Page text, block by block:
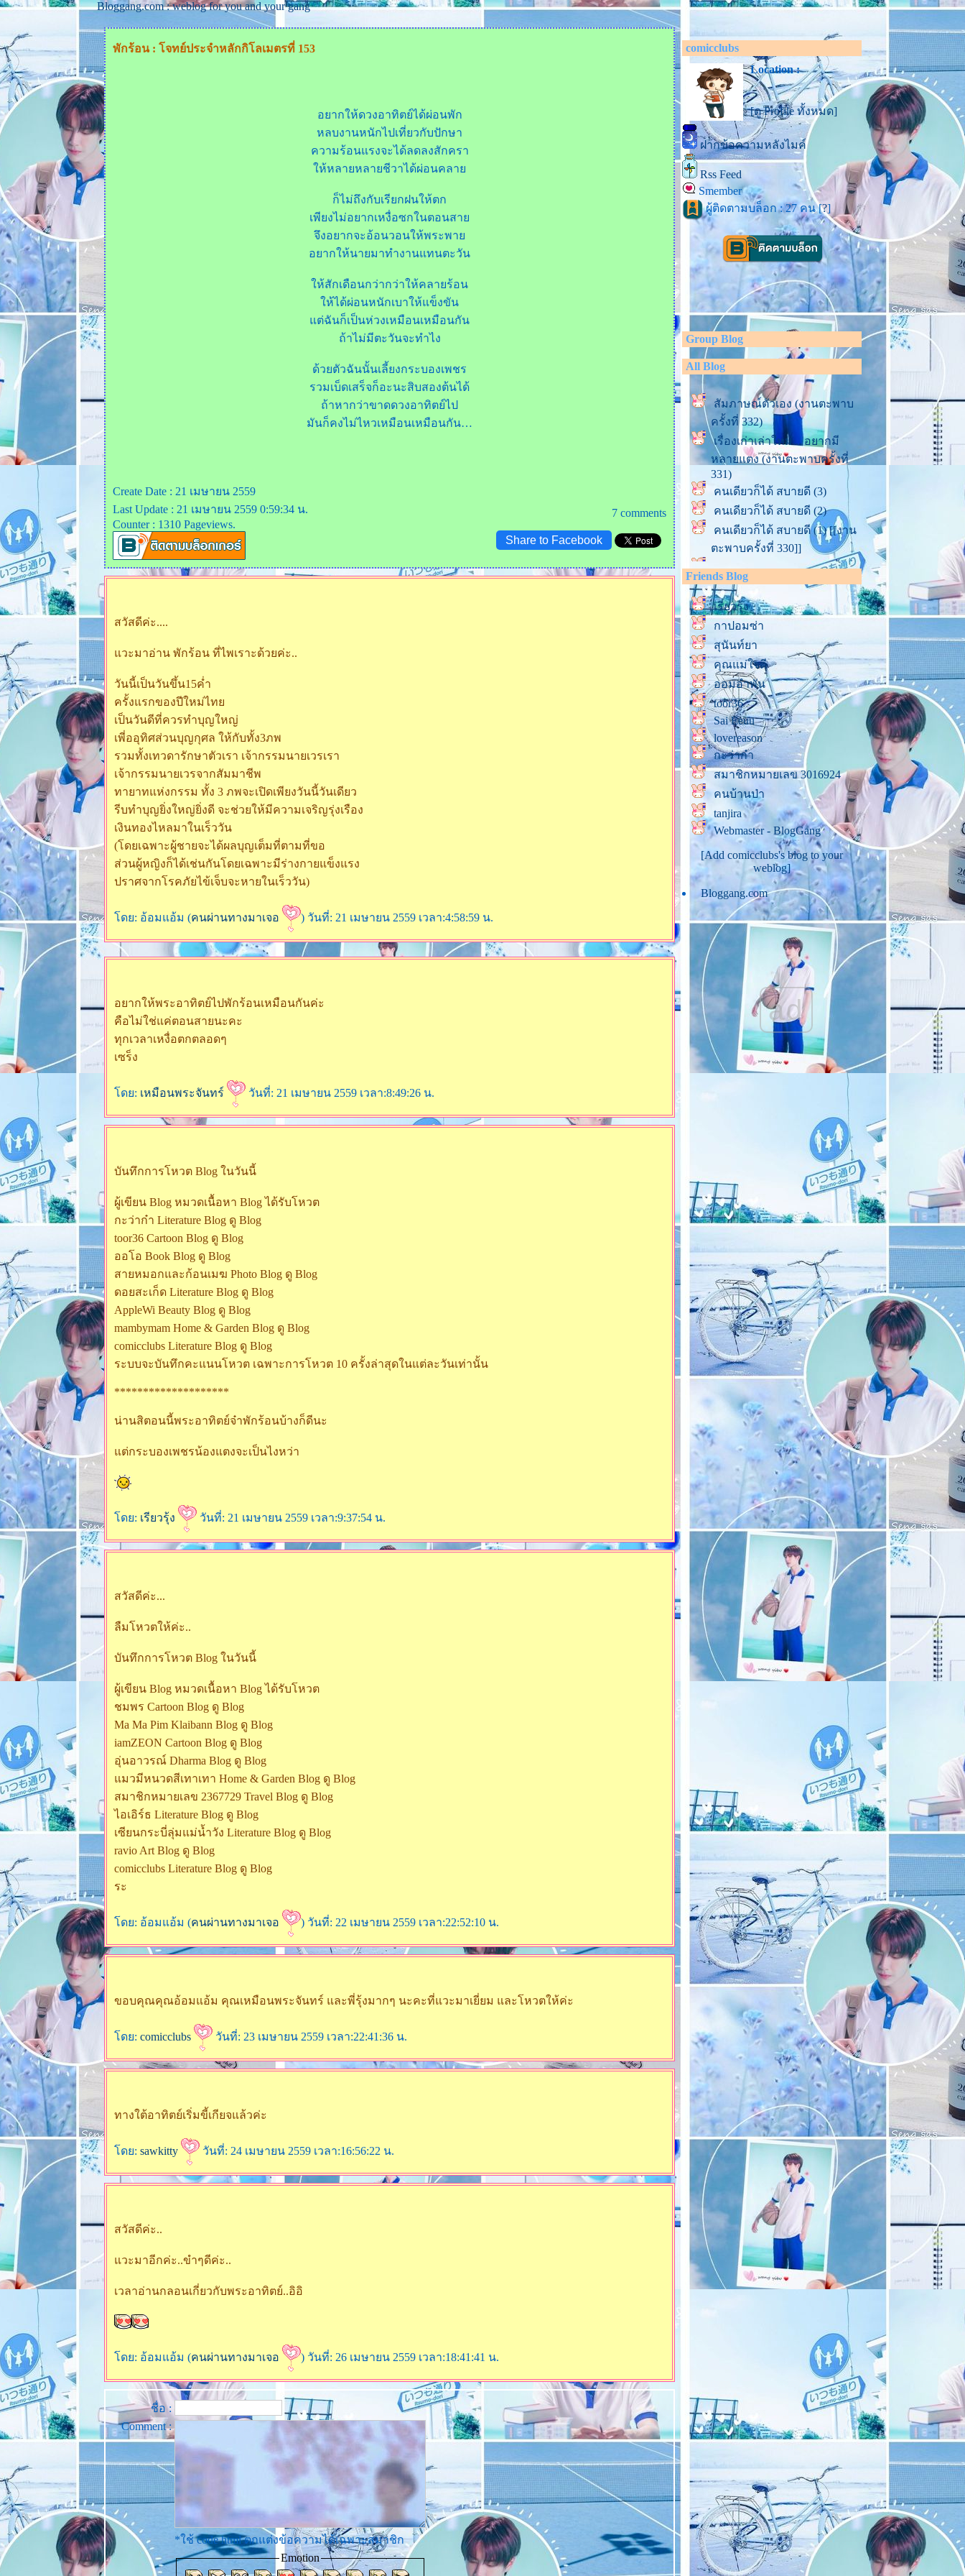
Bloggang.com : weblog for you and your gang
พักร้อน : โจทย์ประจำหลักกิโลเมตรที่ 153
อยากให้ดวงอาทิตย์ได้ผ่อนพัก
หลบงานหนักไปเที่ยวกับปักษา
ความร้อนแรงจะได้ลดลงสักครา
ห้หลายหลายชีวาได้ผ่อนคลา
ก็ไม่ถึงกับเรียกฝนให้ตก
เพียงไม่อยากเหงื่อซกในตอนสา
จึงอยากจะอ้อนวอนให้พระพา
อยากให้นายมาทำงานแทนตะวัน
ห้สักเดือนกว่ากว่าให้คลายร้อน
ห้ได้ผ่อนหนักเบาให้แข็งขัน
ต่ฉันก็เป็นห่วงเหมือนเหมือนกัน
ถ้าไม่มีตะวันจะทำไง
ด้วยตัวฉันนั้นเลี้ยงกระบองเพชร
รวมเบ็ดเสร็จก็อะนะสิบสองต้นได้
ถ้าหากว่าขาดดวงอาทิตย์ไป
มันก็คงไม่ไหวเหมือนเหมือนกัน
Create Date : 21 เมษายน 2559
Last Update : 21 เมษายน 2559 0:59:34 น.
Counter : 1310 Pageviews.
7 comments
Share to Facebook
สวัสดีค่ะ....
วะมาอ่าน พักร้อน ที่ไพเราะด้วยค่ะ..
วันนี้เป็นวันขึ้น15ค่ำ
ครั้งแรกของปีใหม่ไท
เป็นวันดีที่ควรทำบุญใหญ่
เพี่ออุทิศส่วนบุญกุศล ให้กับทั้ง3ภพ
รวมทั้งเทวดารักษาตัวเรา เจ้ากรรมนายเวรเรา
เจ้ากรรมนายเวรจากสัมมาชีพ
ทายาทแห่งกรรม ทั้ง 3 ภพจะเปิดเพียงวันนี้วันเดียว
รีบทำบุญยิ่งใหญ่ยิ่งดี จะช่วยให้มีความเจริญรุ่งเรือง
เงินทองไหลมาในเร็ววัน
(โดยเฉพาะผู้ชายจะได้ผลบุญเต็มที่ตามที่ขอ
ส่วนผู้หญิงก็ได้เช่นกันโดยเฉพาะมีร่างกายแข็งแรง
ปราศจากโรคภัยไข้เจ็บจะหายในเร็ววัน)
ดย: อ้อมแอ้ม (คนผ่านทางมาเจอ ) วันที่: 21 เมษายน 2559 เวลา:4:58:59 น.
อยากให้พระอาทิตย์ไปพักร้อนเหมือนกันค่ะ
คือไม่ใช่แค่ตอนสายนะคะ
ทุกเวลาเหงื่อตกตลอดๆ
เซร็ง
ดย: เหมือนพระจันทร์ วันที่: 21 เมษายน 2559 เวลา:8:49:26 น.
บันทึกการโหวต Blog ในวันนี้
ผู้เขียน Blog หมวดเนื้อหา Blog ได้รับโหวต
กะว่าก๋า Literature Blog ดู Blog
toor36 Cartoon Blog ดู Blog
ออโอ Book Blog ดู Blog
สายหมอกและก้อนเมฆ Photo Blog ดู Blog
ดอยสะเก็ด Literature Blog ดู Blog
AppleWi Beauty Blog ดู Blog
mambymam Home & Garden Blog ดู Blog
comicclubs Literature Blog ดู Blog
ระบบจะบันทึกคะแนนโหวต เฉพาะการโหวต 10 ครั้งล่าสุดในแต่ละวันเท่านั้น
********************
น่านสิตอนนี้พระอาทิตย์จ๋าพักร้อนบ้างก็ดีนะ
ต่กระบองเพชรน้องแตงจะเป็นไงหว่า
ดย: เรียวรุ้ง วันที่: 21 เมษายน 2559 เวลา:9:37:54 น.
สวัสดีค่ะ...
ลืมโหวตให้ค่ะ..
บันทึกการโหวต Blog ในวันนี้
ผู้เขียน Blog หมวดเนื้อหา Blog ได้รับโหวต
ชมพร Cartoon Blog ดู Blog
Ma Ma Pim Klaibann Blog ดู Blog
iamZEON Cartoon Blog ดู Blog
อุ่นอาวรณ์ Dharma Blog ดู Blog
มวมีหนวดสีเทาเทา Home & Garden Blog ดู Blog
สมาชิกหมายเลข 2367729 Travel Blog ดู Blog
ไอเอิร์ธ Literature Blog ดู Blog
เซียนกระบี่ลุ่มแม่น้ำวัง Literature Blog ดู Blog
ravio Art Blog ดู Blog
comicclubs Literature Blog ดู Blog
ระ
ดย: อ้อมแอ้ม (คนผ่านทางมาเจอ ) วันที่: 22 เมษายน 2559 เวลา:22:52:10 น.
ขอบคุณคุณอ้อมแอ้ม คุณเหมือนพระจันทร์ และพี่รุ้งมากๆ นะคะที่แวะมาเยี่ยม และโหวตให้ค่ะ
ดย: comicclubs วันที่: 23 เมษายน 2559 เวลา:22:41:36 น.
ทางใต้อาทิตย์เริ่มขี้เกียจแล้วค่ะ
ดย: sawkitty วันที่: 24 เมษายน 2559 เวลา:16:56:22 น.
สวัสดีค่ะ..
วะมาอีกค่ะ..ขำๆดีค่ะ..
เวลาอ่านกลอนเกี่ยวกับพระอาทิตย์..อิอิ
ดย: อ้อมแอ้ม (คนผ่านทางมาเจอ ) วันที่: 26 เมษายน 2559 เวลา:18:41:41 น.
ชื่อ :
Comment :
*ใช้ code html ตกแต่งข้อความได้เฉพาะสมาชิก
Emotion
comicclubs
Location :
[ดู Profile ทั้งหมด]
ฝากข้อความหลังไมค์
Rss Feed
Smember
ผู้ติดตามบล็อก : 27 คน [?]
Group Blog
All Blog
สัมภาษณ์ตัวเอง (งานตะพาบ
ครั้งที่ 332)
เรื่องเก่าเล่าใหม่... อยากมี
หลายแตง (งานตะพาบครั้งที่
331)
คนเดียวก็ได้ สบายดี (3)
คนเดียวก็ได้ สบายดี (2)
คนเดียวก็ได้ สบายดี (1) [[งาน
ตะพาบครั้งที่ 330]]
ฟ้าหลังฝน (งานตะพาบครั้งที่
328)
ภาษากาย (งานตะพาบครั้งที่
327)
นอนหลับและฝัน (งานตะพาบ
ครั้งที่ 326)
ุค'90 (งานตะพาบครั้งที่ 325)
หมดคำพูด... ก็หมดสนุกน่ะสิ
(งานตะพาบครั้งที่ 324)
งานตะพาบครั้งที่ 323
อกเกือบหักแอบรักคุณสามี
จันทร์เจ้าขา (งานตะพาบครั้ง
ตัวการ์ตูนที่คุณชอบมากที่สุด
(งานตะพาบครั้งที่ 318)
ถ้าไม่เคย 'ถูกทิ้ง' คงไม่รู้ (งาน
ตะพาบครั้งที่ 313)
คืนที่ฝนตกหนัก (งานตะพาบ
ครั้งที่ 311)
ทุกอย่างกำลังจะเปลี่ยนไป
(งานตะพาบครั้งที่ 310)
ล้อเลียน (งานตะพาบครั้งที่
ลางสังหรณ์ (งานตะพาบครั้งที่
308)
หลากหลายอารมณ์ (งาน
ตะพาบครั้งที่ 298)
ประทับใจ (งานตะพาบครั้งที่
292)
ตัวละครที่น่ารังเกียจ (งาน
ทดลองใช้แอป YouCut ทำคลิป
'ทดลอง' ทำอะไรต่าง ๆ ลงใน
TikTok (งานตะพาบครั้งที่ 289)
ปฏิเสธ (งานตะพาบครั้งที่ 286)
ครั้งแรก (งานตะพาบครั้งที่
285)
จุดเปลี่ยนของชีวิต (งาน
ตะพาบครั้งที่ 283)
เพลงที่อยากร้องมากที่สุดใน
ตอนนี้ (งานตะพาบครั้งที่ 282)
มหาลัยวัยซน (งานตะพาบครั้ง
ที่ 280)
‘แพ้แต่ชนะ’ ทางความรู้สึก
(งานตะพาบครั้งที่ 279)
ตื่นตระหนก (งานตะพาบครั้งที่
278)
คคตัสที่เหลืออยู่ (งานตะพาบ
ครั้งที่ 277 : แคคตัสอินเทร็นด์)
หนอนหนังสือ (งานตะพาบ
ครั้งที่ 275)
ไม่อยากเป็นคนที่ถูกทั้งรักทั้ง
เกลียด (งานตะพาบครั้งที่ 274)
ห้อภัย (งานตะพาบครั้งที่
ความรักเลียนแบบไม่ได้
งานเขียนเลียนแบบได้ (งาน
ตะพาบครั้งที่ 272)
ถ้าหนึ่งวัน(หรือวันหนึ่ง)มี
สามสิบแปดชั่วโมง ขอใช้เวลา
ไปกับเธอ (งานตะพาบครั้งที่
‘หน้ากาก’ ที่เราสร้างเอง เจ็บ
เอง (งานตะพาบครั้งที่ 269)
ความรักตอนปฐมวัย (ป.1)
การเมือง ศาสนา และเซ็กส์
(งานตะพาบครั้งที่ 266)
‘ความหวัง’ กับ ความรัก (งาน
ตะพาบครั้งที่ 265)
เอาแต่ใจ (งานตะพาบครั้งที่
262)
สงครามล้างโลก (งานตะพาบ
คำสาปหรือคำสอน (งาน
ตะพาบครั้งที่ 259)
สุดสายตา (งานตะพาบครั้งที่
สิ่งที่เคยพลาดไป (งานตะพาบ
ครั้งที่ 251)
ชื่อแปลกอีกชื่อที่เราชื่นชอบ
‘เวลา’ (งานตะพาบครั้งที่ 240)
ชื่อแปลกที่มีความหมาย 'สา
กลาง' (งานตะพาบครั้งที่ 240)
Siam Country - สยามคันทรี่
(งานตะพาบครั้งที่ 199)
การตั้งต้นใหม่อีกครั้งของคน
ที่ล้มเหลว (งานตะพาบครั้งที่
197)
ความใฝ่ฝันของฉัน อยากใส่
‘ชุดนักเรียน’ ชาย (งานตะพาบ
วางแผนวันหยุด (งานตะพาบ
ระลึกถึงในหลวงรัชกาลที่ ๙
ระลึกถึงในหลวงรัชกาลที่ ๙
(๑)
(งานตะพาบครั้งที่ 180)
กลัวทางลาด เพราะเค
'พลาด' ลื่นล้ม (งานตะพาบครั้ง
ที่ 177)
ฉันจะไม่กลัวอะไรอีกแล้ว
(งานตะพาบครั้งที่ 175)
Friends Blog
เรียวรุ้ง
กาปอมซ่า
สุนันท์ยา
คุณแม่ใจดี
ออมอำพัน
toor36
Sai Eeuu
lovereason
กะว่าก๋า
สมาชิกหมายเลข 3016924
คนบ้านป่า
tanjira
Webmaster - BlogGang
[Add comicclubs's blog to your
weblog]
Bloggang.com
ad